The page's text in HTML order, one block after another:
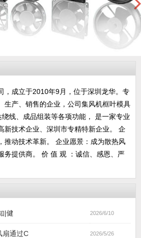
，成立于2010年9月，位于深圳龙华。专
生产、销售的企业，公司集风机框叶模具
线、成品组装等各项功能， 是一家专业
新技术企业、深圳市专精特新企业。 企
推动技术革新。 企业愿景：成为散热风
务提供商。 价 值 观 ：诚信、感恩、严
|健 2026/6/10
扇通过C 2026/5/26